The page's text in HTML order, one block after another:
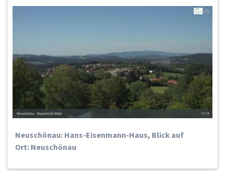
Neuschönau: Hans-Eisenmann-Haus, Blick auf
Ort: Neuschönau